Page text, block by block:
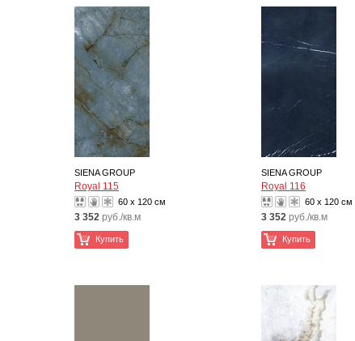
SIENA GROUP
Royal 115
60 x 120 см
3 352 руб./кв.м
Купить
SIENA GROUP
Royal 116
60 x 120 см
3 352 руб./кв.м
Купить